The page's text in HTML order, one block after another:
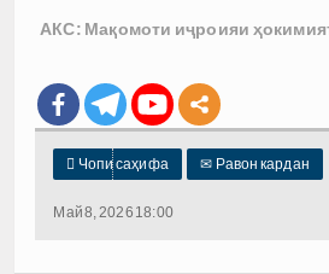
АКС: Мақомоти иҷроияи
 Чопи саҳифа ✉ Равон кардан
Май 8, 2026 18:00